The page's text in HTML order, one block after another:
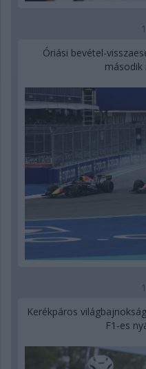
Óriási bevétel-
második
Kerékpáros
F1-es